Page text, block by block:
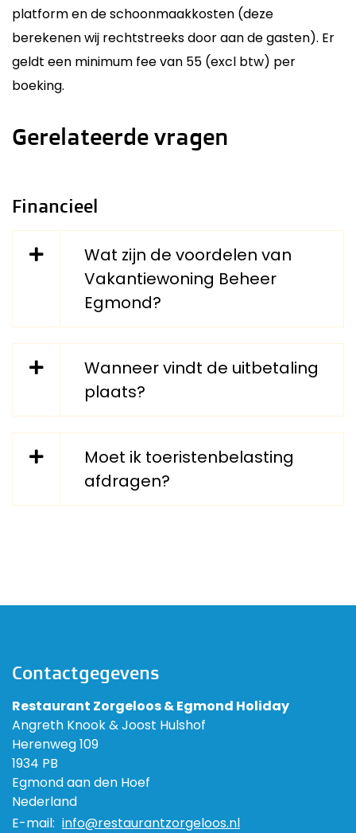
platform en de schoonmaakkosten (deze
berekenen wij rechtstreeks door aan de gasten). Er
geldt een minimum fee van 55 (excl btw) per
boeking.
Gerelateerde vragen
Financieel
Wat zijn de voordelen van
Vakantiewoning Beheer
Egmond?
Wanneer vindt de uitbetaling
plaats?
Moet ik toeristenbelasting
afdragen?
Contactgegevens
Restaurant Zorgeloos & Egmond Holiday
Angreth Knook & Joost Hulshof
Herenweg 109
1934 PB
Egmond aan den Hoef
Nederland
E-mail: info@restaurantzorgeloos.nl